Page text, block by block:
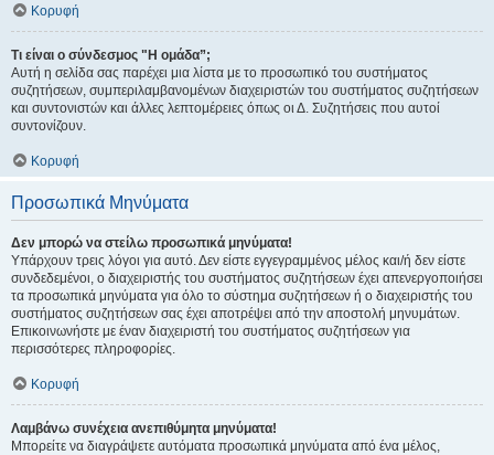
Κορυφή
Τι είναι ο σύνδεσμος "Η ομάδα”;
Αυτή η σελίδα σας παρέχει μια λίστα με το προσωπικό του συστήματος
συζητήσεων, συμπεριλαμβανομένων διαχειριστών του συστήματος συζητήσεων
και συντονιστών και άλλες λεπτομέρειες όπως οι Δ. Συζητήσεις που αυτοί
συντονίζουν.
Κορυφή
Προσωπικά Μηνύματα
Δεν μπορώ να στείλω προσωπικά μηνύματα!
Υπάρχουν τρεις λόγοι για αυτό. Δεν είστε εγγεγραμμένος μέλος και/ή δεν είστε
συνδεδεμένοι, ο διαχειριστής του συστήματος συζητήσεων έχει απενεργοποιήσει
τα προσωπικά μηνύματα για όλο το σύστημα συζητήσεων ή ο διαχειριστής του
συστήματος συζητήσεων σας έχει αποτρέψει από την αποστολή μηνυμάτων.
Επικοινωνήστε με έναν διαχειριστή του συστήματος συζητήσεων για
περισσότερες πληροφορίες.
Κορυφή
Λαμβάνω συνέχεια ανεπιθύμητα μηνύματα!
Μπορείτε να διαγράψετε αυτόματα προσωπικά μηνύματα από ένα μέλος,